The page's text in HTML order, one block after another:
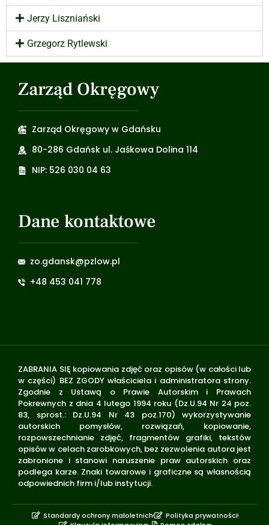
Jerzy Liszniański
Grzegorz Rytlewski
Zarząd Okręgowy
Zarząd Okręgowy w Gdańsku
80-286 Gdańsk ul. Jaśkowa Dolina 114
NIP: 526 030 04 63
Dane kontaktowe
zo.gdansk@pzlow.pl
+48 453 041 778
ZABRANIA SIĘ kopiowania zdjęć oraz opisów (w całości lub
w części) BEZ ZGODY właściciela i administratora strony.
Zgodnie z Ustawą o Prawie Autorskim i Prawach
Pokrewnych z dnia 4 lutego 1994 roku (Dz.U.94 Nr 24 poz.
83, sprost.: Dz.U.94 Nr 43 poz.170) wykorzystywanie
autorskich pomysłów, rozwiązań, kopiowanie,
rozpowszechnianie zdjęć, fragmentów grafiki, tekstów
opisów w celach zarobkowych, bez zezwolenia autora jest
zabronione i stanowi naruszenie praw autorskich oraz
podlega karze. Znaki towarowe i graficzne są własnością
odpowiednich firm i/lub instytucji.
Standardy ochrony małoletnich
Polityka prywatności